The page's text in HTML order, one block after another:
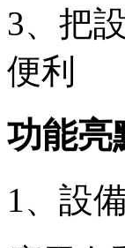
3、把
便利
功能亮
1、設